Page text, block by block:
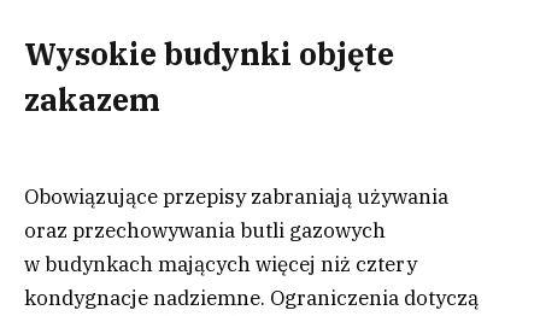
Wysokie budynki objęte
zakazem
Obowiązujące przepisy zabraniają używania
oraz przechowywania butli gazowych
w budynkach mających więcej niż cztery
kondygnacje nadziemne. Ograniczenia dotyczą